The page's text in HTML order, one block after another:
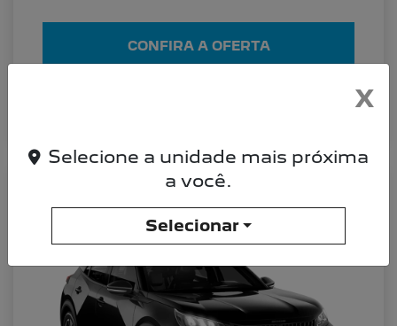
CONFIRA A OFERTA
PEUGEOT 2008 PEUGEOT 2008 ALLURE
26/26 TURBO 200
Allure 26/26
X
Selecione a unidade mais próxima
a você.
Selecionar